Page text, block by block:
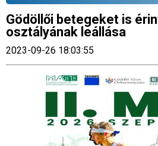
Gödöllői betegeket is
osztályának leállása
2023-09-26 18:03:55